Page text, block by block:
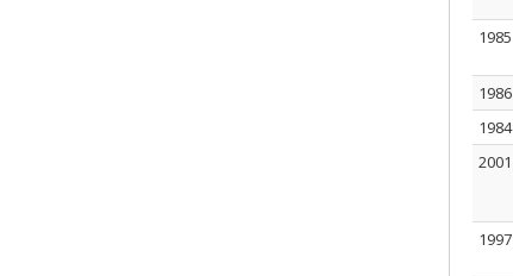
1985
1986
1984
2001
1997